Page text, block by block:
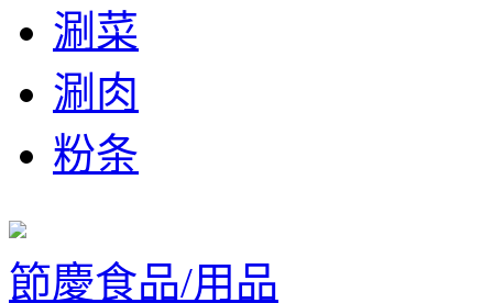
涮菜
涮肉
粉条
節慶食品/用品